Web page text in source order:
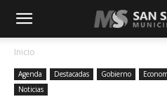
Inicio
Agenda Destacadas Gobierno
Noticias